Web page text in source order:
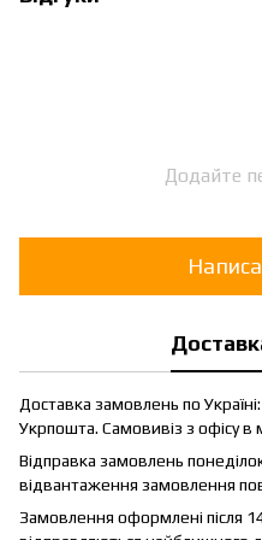
Додайте
Доставка замовлень по
Укрпошта. Самовивіз з офісу в
Відправка замовлень
відвантаження замовлення
Замовлення оформлені після